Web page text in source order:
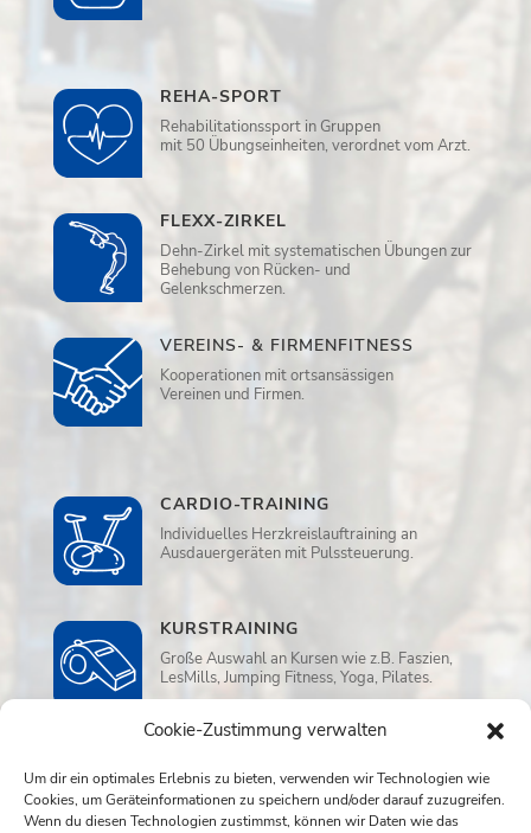
Cookie-Zustimmung verwalten
Um dir ein optimales Erlebnis zu bieten, verwenden wir Technologien wie
Cookies, um Geräteinformationen zu speichern und/oder darauf zuzugreifen.
Wenn du diesen Technologien zustimmst, können wir Daten wie das
REHA-SPORT
Rehabilitationssport in Gruppen
mit 50 Übungseinheiten, verordnet vom Arzt.
FLEXX-ZIRKEL
Dehn-Zirkel mit systematischen Übungen zur
Behebung von Rücken- und
Gelenkschmerzen.
VEREINS- & FIRMENFITNESS
Kooperationen mit ortsansässigen
Vereinen und Firmen.
CARDIO-TRAINING
Individuelles Herzkreislauftraining an
Ausdauergeräten mit Pulssteuerung.
KURSTRAINING
Große Auswahl an Kursen wie z.B. Faszien,
LesMills, Jumping Fitness, Yoga, Pilates.
Sauna, Ruheraum und Aufwassermassage
in der Dreamwater Lounge.